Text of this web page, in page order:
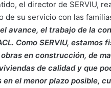
el director de SERVIU,
de su servicio con las
el avance, el trabajo de la
Como SERVIU, estamos
en construcción, de
de calidad y que
el menor plazo posible,